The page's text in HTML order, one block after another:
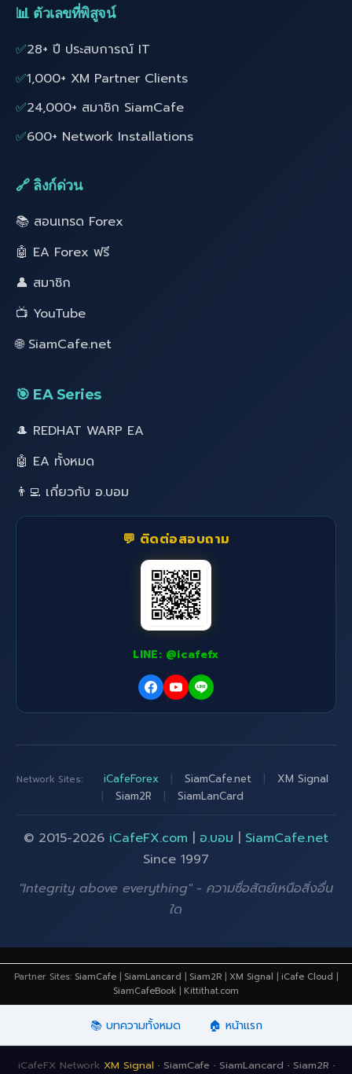
📊 ตัวเลขที่พิสูจน์
✅28+ ปี ประสบการณ์ IT
✅1,000+ XM Partner Clients
✅24,000+ สมาชิก SiamCafe
✅600+ Network Installations
🔗 ลิงก์ด่วน
📚 สอนเทรด Forex
🤖 EA Forex ฟรี
👤 สมาชิก
📺 YouTube
🌐 SiamCafe.net
🎯 EA Series
🎩 REDHAT WARP EA
🤖 EA ทั้งหมด
👨‍💻 เกี่ยวกับ อ.บอม
💬 ติดต่อสอบถาม
LINE: @icafefx
Network Sites: iCafeForex SiamCafe.net
XM Signal
Siam2R SiamLanCard
© 2015-2026 iCafeFX.com | อ.บอม | SiamCafe.net
Since 1997
"Integrity above everything" - ความซื่อสัตย์เหนือสิ่งอื่น
ใด
Partner Sites: SiamCafe | SiamLancard | Siam2R | XM Signal | iCafe Cloud |
SiamCafeBook | Kittithat.com
📚 บทความทั้งหมด 🏠 หน้าแรก
iCafeFX Network XM Signal · SiamCafe · SiamLancard · Siam2R ·